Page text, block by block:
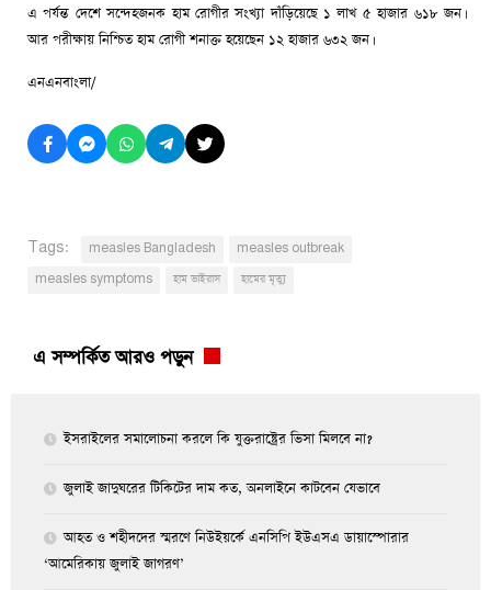
এ পর্যন্ত দেশে সন্দেহজনক হাম রোগীর সংখ্যা দাঁড়িয়েছে ১ লাখ ৫ হাজার ৬১৮ জন।
আর পরীক্ষায় নিশ্চিত হাম রোগী শনাক্ত হয়েছেন ১২ হাজার ৬৩২ জন।
এনএনবাংলা/
Tags: measles Bangladesh
measles outbreak
measles symptoms
হাম ভাইরাস হামের মৃত্যু
এ সম্পর্কিত আরও পড়ুন
ইসরাইলের সমালোচনা করলে কি যুক্তরাষ্ট্রের ভিসা মিলবে না?
জুলাই জাদুঘরের টিকিটের দাম কত, অনলাইনে কাটবেন যেভাবে
আহত ও শহীদদের স্মরণে নিউইয়র্কে এনসিপি ইউএসএ ডায়াস্পোরার
‘আমেরিকায় জুলাই জাগরণ’